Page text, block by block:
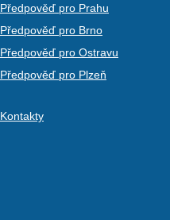
Předpověď pro Prahu
Předpověď pro Brno
Předpověď pro Ostravu
Předpověď pro Plzeň
Kontakty